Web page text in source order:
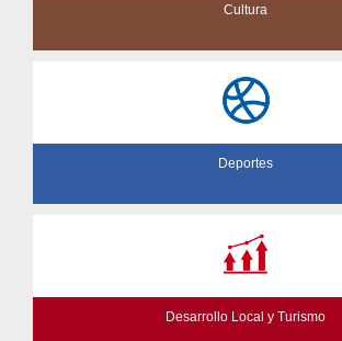
Cultura
Deportes
Desarrollo Local y Turismo